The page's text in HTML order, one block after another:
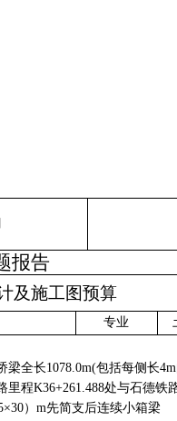
报告
及施工图预算
专业
梁全长1078.0m(包括每侧长4m
里程K36+261.488处与石德铁
×30） m先简支后连续小箱梁